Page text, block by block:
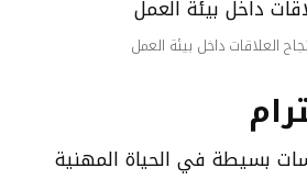
العلاقات داخل بيئة العمل
بسيطة في الحياة المهنية